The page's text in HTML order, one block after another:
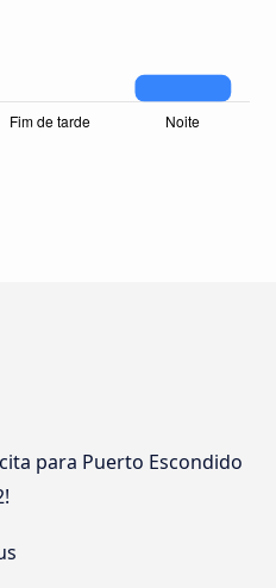
para Puerto Escondido